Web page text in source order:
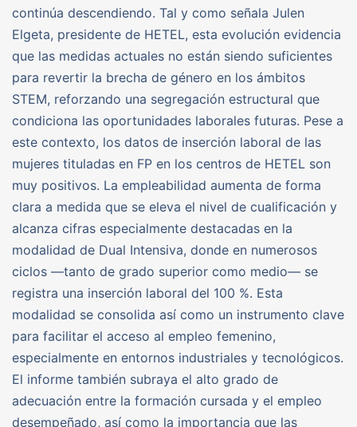
continúa descendiendo. Tal y como señala Julen
Elgeta, presidente de HETEL, esta evolución evidencia
que las medidas actuales no están siendo suficientes
para revertir la brecha de género en los ámbitos
STEM, reforzando una segregación estructural que
condiciona las oportunidades laborales futuras. Pese a
este contexto, los datos de inserción laboral de las
mujeres tituladas en FP en los centros de HETEL son
muy positivos. La empleabilidad aumenta de forma
clara a medida que se eleva el nivel de cualificación y
alcanza cifras especialmente destacadas en la
modalidad de Dual Intensiva, donde en numerosos
ciclos —tanto de grado superior como medio— se
registra una inserción laboral del 100 %. Esta
modalidad se consolida así como un instrumento clave
para facilitar el acceso al empleo femenino,
especialmente en entornos industriales y tecnológicos.
El informe también subraya el alto grado de
adecuación entre la formación cursada y el empleo
desempeñado, así como la importancia que las